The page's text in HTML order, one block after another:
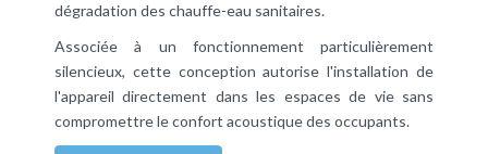
dégradation des chauffe-eau sanitaires.
Associée à un fonctionnement particulièrement
silencieux, cette conception autorise l'installation de
l'appareil directement dans les espaces de vie sans
compromettre le confort acoustique des occupants.